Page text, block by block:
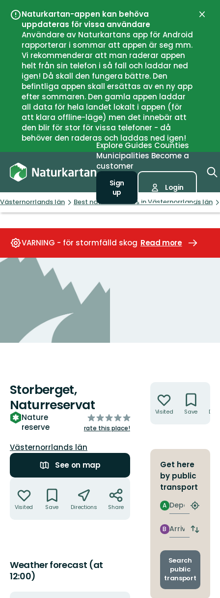
Naturkartan-appen kan behöva
uppdateras för vissa användare
Användare av Naturkartans app för Android
rapporterar i sommar att appen är seg mm.
Vi rekommenderar att man raderar appen
helt från sin telefon i så fall och laddar ned
igen! Då skall den fungera bättre. Den
befintliga appen skall ersättas av en ny app
efter sommaren. Den gamla appen laddar
all data för hela landet lokalt i appen (för
att klara offline-läge) men det innebär att
den blir för stor för vissa telefoner - då
behöver den raderas och laddas ned igen!
Close
Explore Guides Counties
Municipalities Become a
customer
Sign
up
Login
Västernorrlands län Best nature reserves in Västernorrlands län
VARNING - för stormfälld skog Read more
Storberget,
Naturreservat
Nature
reserve
of
5
rate this place!
County:
Västernorrlands län
See on map
Visited Save Directions Share
Weather forecast (at
12:00)
Visited Save
Get here
by public
transport
Departure
A
Find
stop
Arrival
B
Switch
and
Search
public
transport